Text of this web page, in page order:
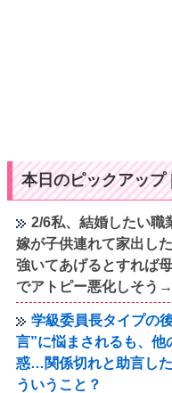
本日のピックアッ
2/6私、結婚したい職
嫁が子供連れて家出し
強いてあげるとすれば
でアトピー悪化しそう→
学級委員長タイプの
言”に悩まされるも、他
惑…関係切れと助言し
ういうこと？